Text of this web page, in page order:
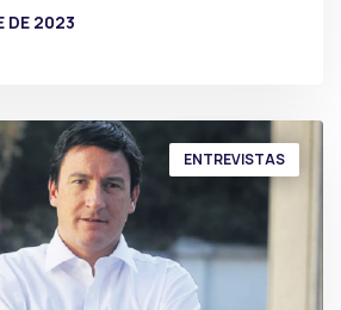
DE 2023
ENTREVISTAS